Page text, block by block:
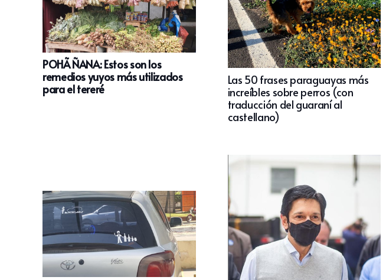
POHÃ ÑANA: Estos son los
remedios yuyos más utilizados
para el tereré
Las 50 frases paraguayas más
increíbles sobre perros (con
traducción del guaraní al
castellano)